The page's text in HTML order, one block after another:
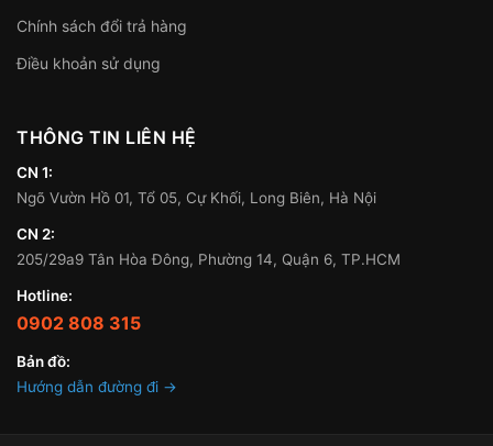
Chính sách đổi trả hàng
Điều khoản sử dụng
THÔNG TIN LIÊN HỆ
CN 1:
Ngõ Vườn Hồ 01, Tổ 05, Cự Khối, Long Biên, Hà Nội
CN 2:
205/29a9 Tân Hòa Đông, Phường 14, Quận 6, TP.HCM
Hotline:
0902 808 315
Bản đồ:
Hướng dẫn đường đi →